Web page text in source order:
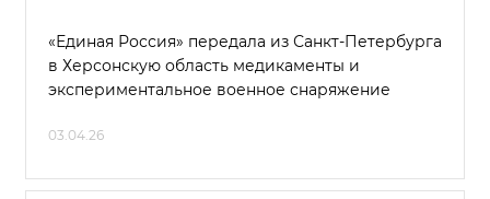
«Единая Россия» передала из Санкт-Петербурга
в Херсонскую область медикаменты и
экспериментальное военное снаряжение
03.04.26